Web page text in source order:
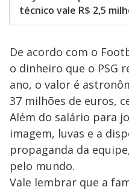
técnico vale R$ 2,5
De acordo com o
o dinheiro que o PSG
ano, o valor é
37 milhões de euros,
Além do salário para
imagem, luvas e a
propaganda da
pelo mundo.
Vale lembrar que a